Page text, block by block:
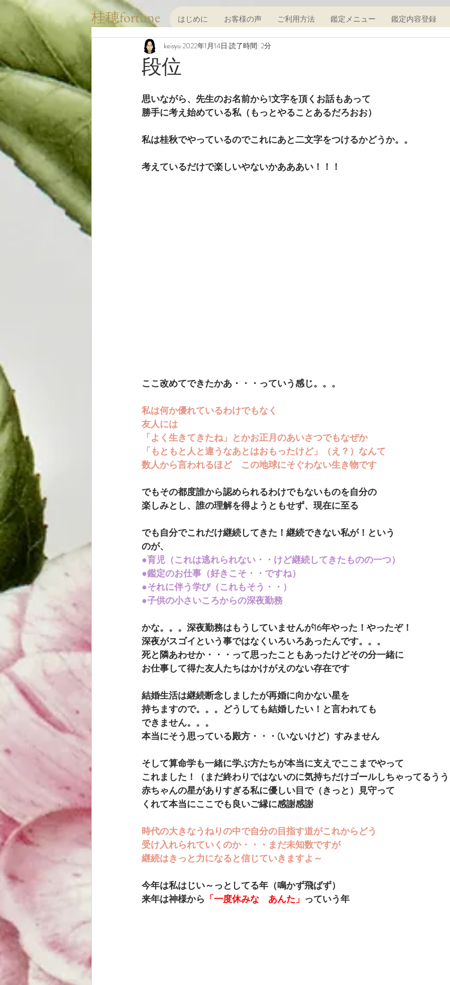
桂穂fortune はじめに お客様の声 ご利用方法 鑑定メニュー 鑑定内容登録
段位
keisyu 2022年1月14日 読了時間: 2分
思いながら、先生のお名前から1文字を頂くお話もあって
勝手に考え始めている私（もっとやることあるだろおお）
私は桂秋でやっているのでこれにあと二文字をつけるかどうか。。
考えているだけで楽しいやないかあああい！！！
ここ改めてできたかあ・・・っていう感じ。。。
私は何か優れているわけでもなく
友人には
「よく生きてきたね」とかお正月のあいさつでもなぜか
「もともと人と違うなあとはおもったけど」（え？）なんて
数人から言われるほど　この地球にそぐわない生き物です
でもその都度誰から認められるわけでもないものを自分の
楽しみとし、誰の理解を得ようともせず、現在に至る
でも自分でこれだけ継続してきた！継続できない私が！という
のが、
●育児（これは逃れられない・・けど継続してきたものの一つ）
●鑑定のお仕事（好きこそ・・ですね）
●それに伴う学び（これもそう・・）
●子供の小さいころからの深夜勤務
かな。。。深夜勤務はもうしていませんが16年やった！やったぞ！
深夜がスゴイという事ではなくいろいろあったんです。。。
死と隣あわせか・・・って思ったこともあったけどその分一緒に
お仕事して得た友人たちはかけがえのない存在です
結婚生活は継続断念しましたが再婚に向かない星を
持ちますので。。。どうしても結婚したい！と言われても
できません。。。
本当にそう思っている殿方・・・(いないけど）すみません
そして算命学も一緒に学ぶ方たちが本当に支えでここまでやって
これました！（まだ終わりではないのに気持ちだけゴールしちゃってるう
赤ちゃんの星がありすぎる私に優しい目で（きっと）見守って
くれて本当にここでも良いご縁に感謝感謝
時代の大きなうねりの中で自分の目指す道がこれからどう
受け入れられていくのか・・・まだ未知数ですが
継続はきっと力になると信じていきますよ～
今年は私はじい～っとしてる年（鳴かず飛ばず）
来年は神様から 「一度休みな　あんた」 っていう年